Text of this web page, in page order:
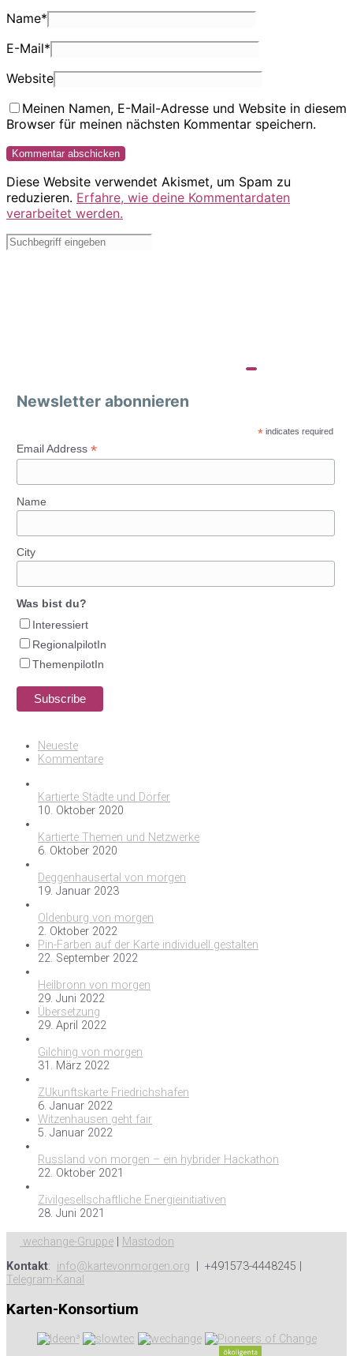
Name*
E-Mail*
Website
Meinen Namen, E-Mail-Adresse und Website in diesem
Browser für meinen nächsten Kommentar speichern.
Diese Website verwendet Akismet, um Spam zu
reduzieren. Erfahre, wie deine Kommentardaten
verarbeitet werden.
Newsletter abonnieren
* indicates required
Email Address *
Name
City
Was bist du?
Interessiert
RegionalpilotIn
ThemenpilotIn
Neueste
Kommentare
Kartierte Städte und Dörfer
10. Oktober 2020
Kartierte Themen und Netzwerke
6. Oktober 2020
Deggenhausertal von morgen
19. Januar 2023
Oldenburg von morgen
2. Oktober 2022
Pin-Farben auf der Karte individuell gestalten
22. September 2022
Heilbronn von morgen
29. Juni 2022
Übersetzung
29. April 2022
Gilching von morgen
31. März 2022
ZUkunftskarte Friedrichshafen
6. Januar 2022
Witzenhausen geht fair
5. Januar 2022
Russland von morgen – ein hybrider Hackathon
22. Oktober 2021
Zivilgesellschaftliche Energieinitiativen
28. Juni 2021
wechange-Gruppe
Mastodon
Kontakt: info@kartevonmorgen.org | +491573-4448245 |
Telegram-Kanal
Karten-Konsortium